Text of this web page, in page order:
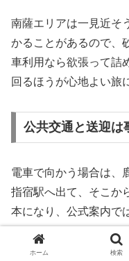
南薩エリアは一見近そ
かることがあるので、
車利用なら欲張って詰
回るほうが心地よい旅
公共交通と送迎は
電車で向かう場合は、
指宿駅へ出て、そこか
本になり、公式案内で
ホーム 検索